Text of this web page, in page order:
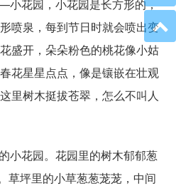
花园，小花园是长方形的，
喷泉，每到节日时就会喷出变
盛开，朵朵粉色的桃花像小姑
花星星点点，像是镶嵌在壮观
里树木挺拔苍翠，怎么不叫人
小花园。花园里的树木郁郁葱
草坪里的小草葱葱茏茏，中间